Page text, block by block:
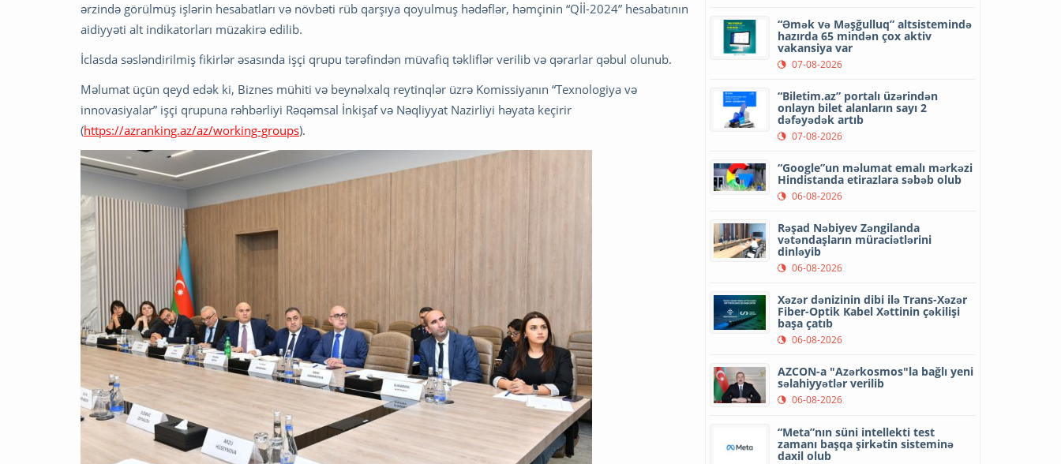
ərzində görülmüş işlərin hesabatları və növbəti rüb qarşıya qoyulmuş hədəflər, həmçinin “Qİİ-2024” hesabatının
aidiyyəti alt indikatorları müzakirə edilib.
İclasda səsləndirilmiş fikirlər əsasında işçi qrupu tərəfindən müvafiq təkliflər verilib və qərarlar qəbul olunub.
Məlumat üçün qeyd edək ki, Biznes mühiti və beynəlxalq reytinqlər üzrə Komissiyanın “Texnologiya və
innovasiyalar” işçi qrupuna rəhbərliyi Rəqəmsal İnkişaf və Nəqliyyat Nazirliyi həyata keçirir
(https://azranking.az/az/working-groups).
“Əmək və Məşğulluq” altsistemində
hazırda 65 mindən çox aktiv
vakansiya var
07-08-2026
“Biletim.az” portalı üzərindən
onlayn bilet alanların sayı 2
dəfəyədək artıb
07-08-2026
“Google”un məlumat emalı mərkəzi
Hindistanda etirazlara səbəb olub
06-08-2026
Rəşad Nəbiyev Zəngilanda
vətəndaşların müraciətlərini
dinləyib
06-08-2026
Xəzər dənizinin dibi ilə Trans-Xəzər
Fiber-Optik Kabel Xəttinin çəkilişi
başa çatıb
06-08-2026
AZCON-a "Azərkosmos"la bağlı yeni
səlahiyyətlər verilib
06-08-2026
“Meta”nın süni intellekti test
zamanı başqa şirkətin sisteminə
daxil olub